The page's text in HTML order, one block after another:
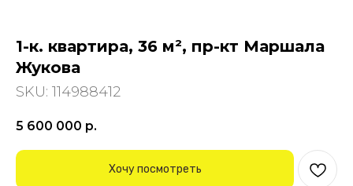
1-к. квартира, 36 м², пр-кт Маршала
Жукова
SKU: 114988412
5 600 000 р.
Хочу посмотреть